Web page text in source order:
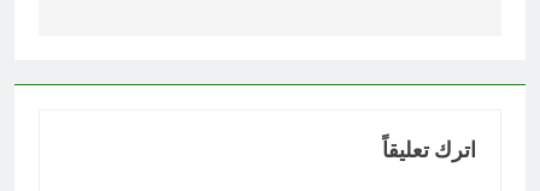
اترك تعليقاً